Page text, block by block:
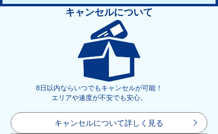
キャンセルについて
8日以内ならいつでもキャンセルが可能！
エリアや速度が不安でも安心。
キャンセルについて詳しく見る